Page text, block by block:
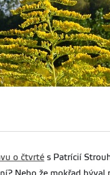
o čtvrté s Patrícií